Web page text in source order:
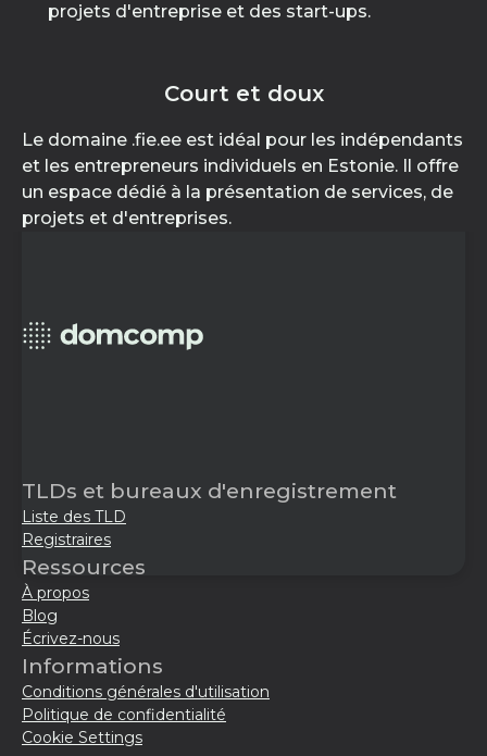
projets d'entreprise et des start-ups.
Court et doux
Le domaine .fie.ee est idéal pour les indépendants
et les entrepreneurs individuels en Estonie. Il offre
un espace dédié à la présentation de services, de
projets et d'entreprises.
TLDs et bureaux d'enregistrement
Liste des TLD
Registraires
Ressources
À propos
Blog
Écrivez-nous
Informations
Conditions générales d'utilisation
Politique de confidentialité
Cookie Settings